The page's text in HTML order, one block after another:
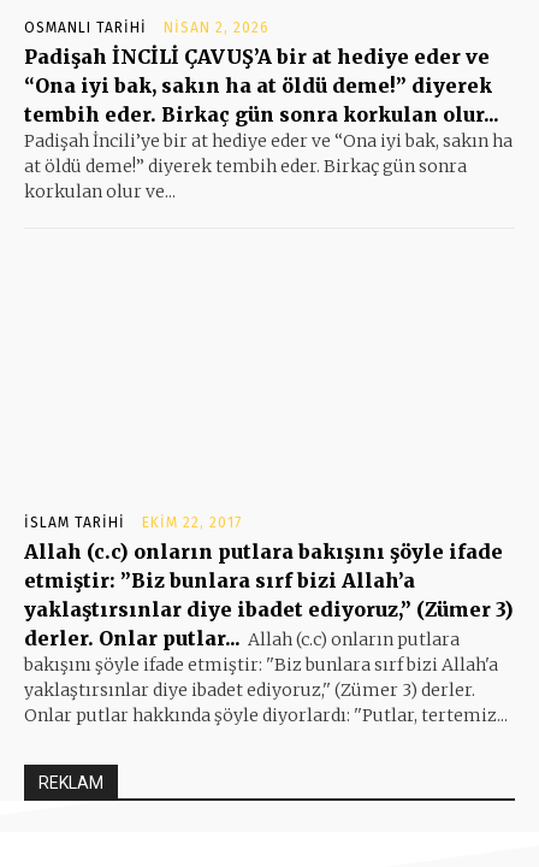
OSMANLI TARIHI NISAN 2, 2026
Padişah İNCİLİ ÇAVUŞ’A bir at hediye eder ve
“Ona iyi bak, sakın ha at öldü deme!” diyerek
tembih eder. Birkaç gün sonra korkulan olur...
Padişah İncili’ye bir at hediye eder ve “Ona iyi bak, sakın ha
at öldü deme!” diyerek tembih eder. Birkaç gün sonra
korkulan olur ve...
İSLAM TARIHI EKIM 22, 2017
Allah (c.c) onların putlara bakışını şöyle ifade
etmiştir: ”Biz bunlara sırf bizi Allah’a
yaklaştırsınlar diye ibadet ediyoruz,” (Zümer 3)
derler. Onlar putlar... Allah (c.c) onların putlara
bakışını şöyle ifade etmiştir: ''Biz bunlara sırf bizi Allah'a
yaklaştırsınlar diye ibadet ediyoruz,'' (Zümer 3) derler.
Onlar putlar hakkında şöyle diyorlardı: ''Putlar, tertemiz...
REKLAM